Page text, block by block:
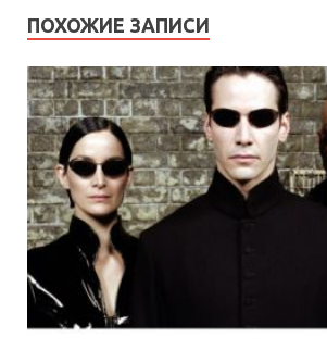
ПОХОЖИЕ ЗАПИСИ